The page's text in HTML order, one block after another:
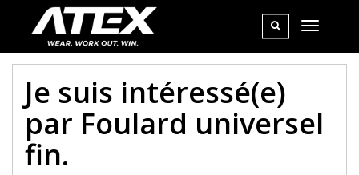
Je suis intéressé(e)
par Foulard universel
fin.